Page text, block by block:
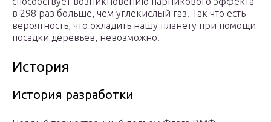
в 298 раз больше, чем углекислый газ. Так что есть
вероятность, что охладить нашу планету при помощи
посадки деревьев, невозможно.
История
История разработки